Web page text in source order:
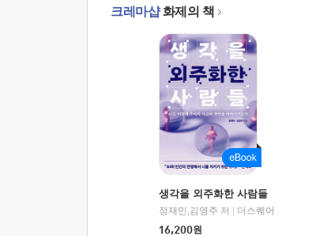
크레마샵화제의 책
생각을 외주화한 사람들
정재민,김영주 저
더스퀘어
16,200원